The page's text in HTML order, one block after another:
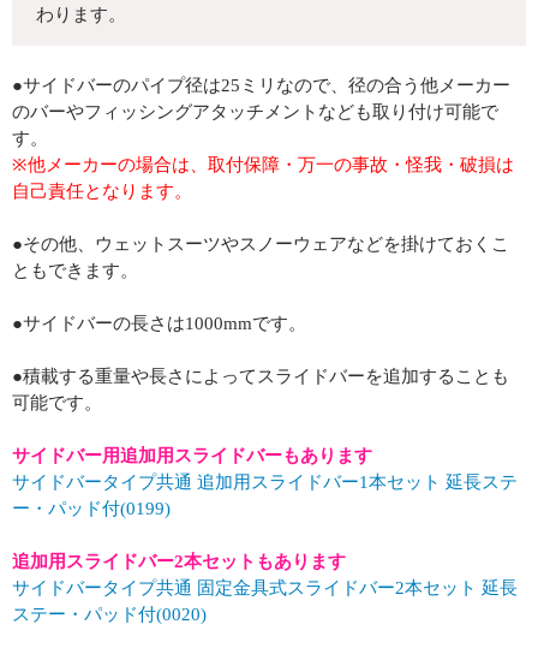
わります。
●サイドバーのパイプ径は25ミリなので、径の合う他メーカー
のバーやフィッシングアタッチメントなども取り付け可能で
す。
※他メーカーの場合は、取付保障・万一の事故・怪我・破損は
自己責任となります。
●その他、ウェットスーツやスノーウェアなどを掛けておくこ
ともできます。
●サイドバーの長さは1000mmです。
●積載する重量や長さによってスライドバーを追加することも
可能です。
サイドバー用追加用スライドバーもあります
サイドバータイプ共通 追加用スライドバー1本セット 延長ステ
ー・パッド付(0199)
追加用スライドバー2本セットもあります
サイドバータイプ共通 固定金具式スライドバー2本セット 延長
ステー・パッド付(0020)